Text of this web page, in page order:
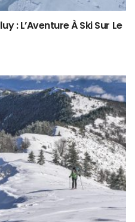
: L’Aventure À Ski Sur Le